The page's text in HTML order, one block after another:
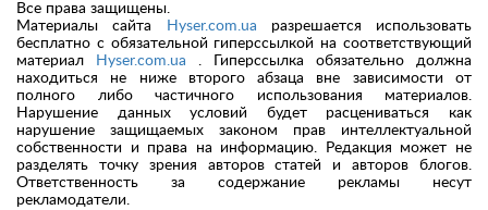
Все права защищены.
Материалы сайта
Hyser.com.ua разрешается использовать
бесплатно с обязательной гиперссылкой на соответствующий
материал
Hyser.com.ua . Гиперссылка обязательно должна
находиться не ниже второго абзаца вне зависимости от
полного либо частичного использования материалов.
Нарушение данных условий будет расцениваться как
нарушение защищаемых законом прав интеллектуальной
собственности и права на информацию. Редакция может не
разделять точку зрения авторов статей и авторов блогов.
Ответственность за содержание рекламы несут
рекламодатели.